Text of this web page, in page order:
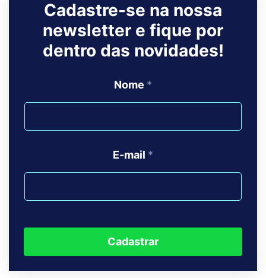
Cadastre-se na nossa
newsletter e fique por
dentro das novidades!
Nome *
E-mail *
Cadastrar